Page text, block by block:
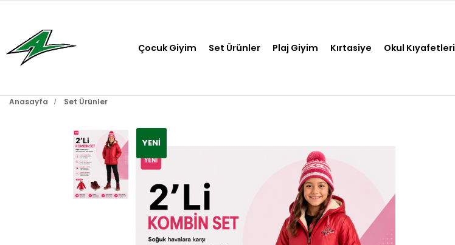
Çocuk Giyim Set Ürünler Plaj Giyim Kırtasiye Okul Kıyafetleri
Anasayfa Set Ürünler
YENI